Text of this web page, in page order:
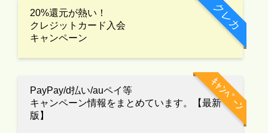
クレカ
20%還元が熱い！
クレジットカード入会
キャンペーン
ｷｬﾝﾍﾟｰﾝ
PayPay/d払い/auペイ等
キャンペーン情報をまとめています。【最新
版】